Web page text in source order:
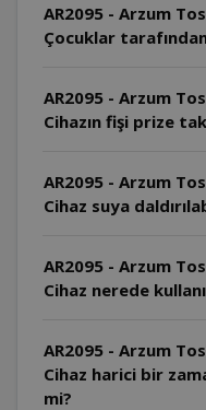
AR2095 - Arzum
Çocuklar
AR2095 - Arzum
Cihazın fişi prize
AR2095 - Arzum
Cihaz suya
AR2095 - Arzum
Cihaz nerede
AR2095 - Arzum
Cihaz harici bir
mi?